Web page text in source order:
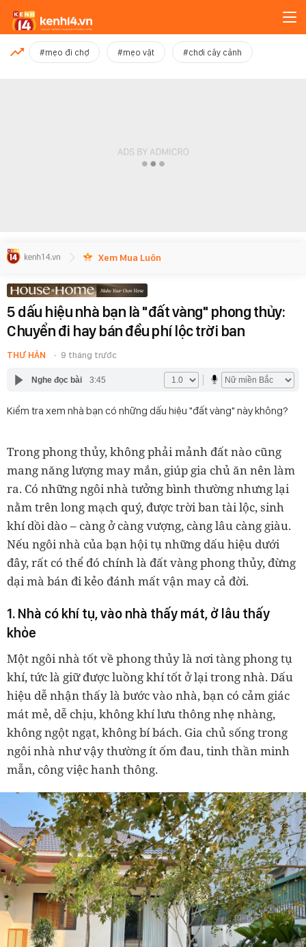
MỚI NHẤT
#mẹo đi chợ #mẹo vặt #chơi cây cảnh
Xem Mua Luôn
5 dấu hiệu nhà bạn là "đất vàng" phong thủy:
Chuyển đi hay bán đều phí lộc trời ban
THƯ HÂN 9 tháng trước
Nghe đọc bài 3:45
Kiểm tra xem nhà bạn có những dấu hiệu "đất vàng" này không?
Trong phong thủy, không phải mảnh đất nào cũng
mang năng lượng may mắn, giúp gia chủ ăn nên làm
ra. Có những ngôi nhà tưởng bình thường nhưng lại
nằm trên long mạch quý, được trời ban tài lộc, sinh
khí dồi dào – càng ở càng vượng, càng lâu càng giàu.
Nếu ngôi nhà của bạn hội tụ những dấu hiệu dưới
đây, rất có thể đó chính là đất vàng phong thủy, đừng
dại mà bán đi kẻo đánh mất vận may cả đời.
1. Nhà có khí tụ, vào nhà thấy mát, ở lâu thấy
khỏe
Một ngôi nhà tốt về phong thủy là nơi tàng phong tụ
khí, tức là giữ được luồng khí tốt ở lại trong nhà. Dấu
hiệu dễ nhận thấy là bước vào nhà, bạn có cảm giác
mát mẻ, dễ chịu, không khí lưu thông nhẹ nhàng,
không ngột ngạt, không bí bách. Gia chủ sống trong
ngôi nhà như vậy thường ít ốm đau, tinh thần minh
mẫn, công việc hanh thông.